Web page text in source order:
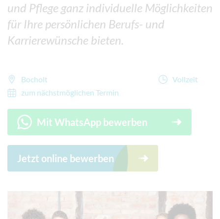
und Pflege ganz individuelle Möglichkeiten
für Ihre persönlichen Berufs- und
Karrierewünsche bieten.
Bocholt
Vollzeit
zum nächstmöglichen Termin
Mit WhatsApp bewerben
Jetzt online bewerben